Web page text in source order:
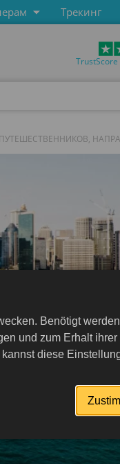
Трекинг
Benötigt werden
und zum Erhalt ihrer
diese